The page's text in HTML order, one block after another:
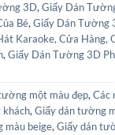
3D, Giấy Dán
Bé, Giấy Dán Tường
Karaoke, Cửa Hàng,
, Giấy Dán Tường 3D
một màu đẹp, Các
khách, Giấy dán tường
màu beige, Giấy dán